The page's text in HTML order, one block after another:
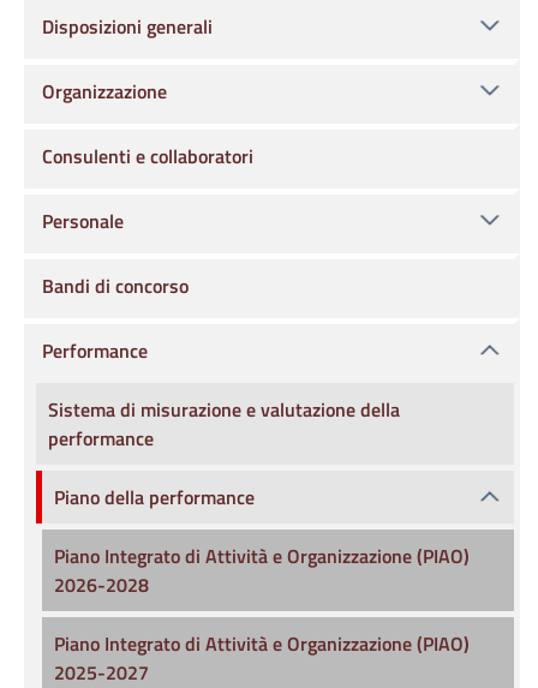
Disposizioni generali
Organizzazione
Consulenti e collaboratori
Personale
Bandi di concorso
Performance
Sistema di misurazione e valutazione della
performance
Piano della performance
Piano Integrato di Attività e Organizzazione (PIAO)
2026-2028
Piano Integrato di Attività e Organizzazione (PIAO)
2025-2027